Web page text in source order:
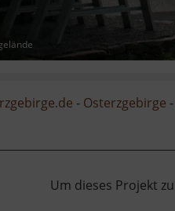
- Osterzgebirge -
Um dieses Projekt